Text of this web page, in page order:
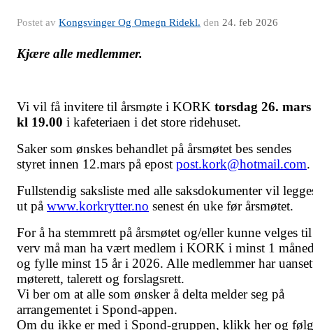
Postet av Kongsvinger Og Omegn Ridekl. den 24. feb 2026
Kjære alle medlemmer.
Vi vil få invitere til årsmøte i KORK torsdag 26. mars
kl 19.00 i kafeteriaen i det store ridehuset.
Saker som ønskes behandlet på årsmøtet bes sendes
styret innen 12.mars på epost post.kork@hotmail.com.
Fullstendig saksliste med alle saksdokumenter vil
ut på www.korkrytter.no senest én uke før årsmøtet.
For å ha stemmrett på årsmøtet og/eller kunne velges til
verv må man ha vært medlem i KORK i minst 1
og fylle minst 15 år i 2026. Alle medlemmer har
møterett, talerett og forslagsrett.
Vi ber om at alle som ønsker å delta melder seg på
arrangementet i Spond-appen.
Om du ikke er med i Spond-gruppen, klikk her og følg